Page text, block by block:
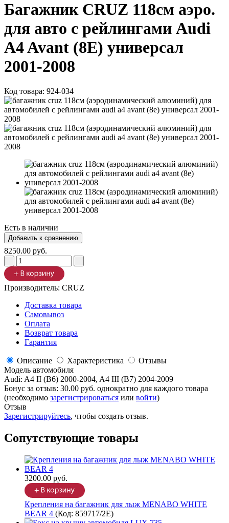
Багажник CRUZ 118см аэро.
для авто с рейлингами Audi
A4 Avant (8E) универсал
2001-2008
Код товара: 924-034
Есть в наличии
8250.00 руб.
Производитель: CRUZ
Доставка товара
Самовывоз
Оплата
Возврат товара
Гарантия
Описание Характеристика
Отзывы
Модель автомобиля
Audi: A4 II (B6) 2000-2004, A4 III (B7) 2004-2009
Бонус за отзыв: 30.00 руб. однократно для каждого товара
(необходимо зарегистрироваться или войти)
Отзыв
Зарегистрируйтесь, чтобы создать отзыв.
Сопутствующие товары
3200.00 руб.
Крепления на багажник для лыж MENABO WHITE
BEAR 4 (Код: 859717/2Е)